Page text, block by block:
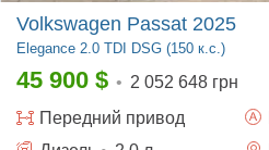
Volkswagen Passat 2025
Elegance 2.0 TDI DSG (150 к.с.)
45 900 $ • 2 052 648 грн
Передний привод